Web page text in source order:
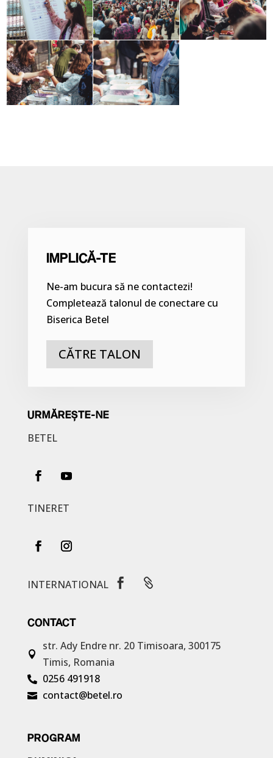
IMPLICĂ-TE
Ne-am bucura să ne contactezi!
Completează talonul de conectare cu
Biserica Betel
CĂTRE TALON
URMĂREȘTE-NE
BETEL
TINERET
INTERNATIONAL  
CONTACT

str. Ady Endre nr. 20 Timisoara, 300175
Timis, Romania
 0256 491918
 contact@betel.ro
PROGRAM